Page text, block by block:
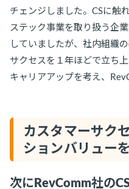
チェンジしました。CSに触
ステック事業を取り扱う企
していましたが、社内組織
サクセスを１年ほどで立ち
キャリアアップを考え、
カスタマーサク
ションバリュー
次にRevComm社の